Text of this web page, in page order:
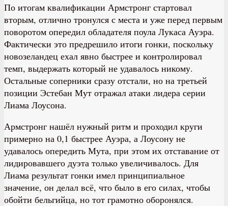
По итогам квалификации Армстронг стартовал
вторым, отлично тронулся с места и уже перед первым
поворотом опередил обладателя поула Лукаса Ауэра.
Фактически это предрешило итоги гонки, поскольку
новозеландец ехал явно быстрее и контролировал
темп, выдержать который не удавалось никому.
Остальные соперники сразу отстали, но на третьей
позиции Эстебан Мут отражал атаки лидера серии
Лиама Лоусона.
Армстронг нашёл нужный ритм и проходил круги
примерно на 0,1 быстрее Ауэра, а Лоусону не
удавалось опередить Мута, при этом их отставание от
лидировавшего дуэта только увеличивалось. Для
Лиама результат гонки имел принципиальное
значение, он делал всё, что было в его силах, чтобы
обойти бельгийца, но тот грамотно оборонялся.